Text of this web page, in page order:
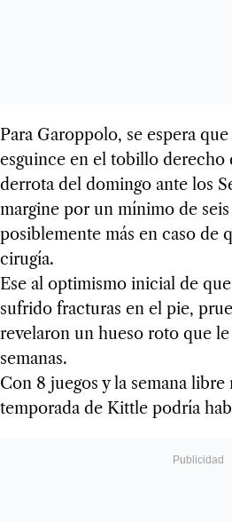
Para Garoppolo, se espera
esguince en el tobillo derecho
derrota del domingo ante los
margine por un mínimo de seis
posiblemente más en caso de
cirugía.
Ese al optimismo inicial de
sufrido fracturas en el pie,
revelaron un hueso roto que
semanas.
Con 8 juegos y la semana libre
temporada de Kittle podría